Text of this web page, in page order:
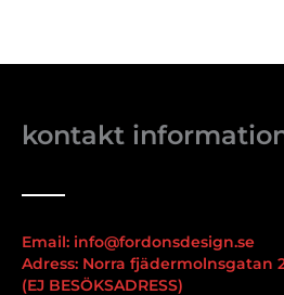
kontakt
Email: info@fordonsdesign.se
Adress: Norra fjädermolnsgatan
(EJ BESÖKSADRESS)